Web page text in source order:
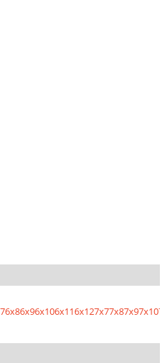
6х86х96х106х116х127х77х87х97х10